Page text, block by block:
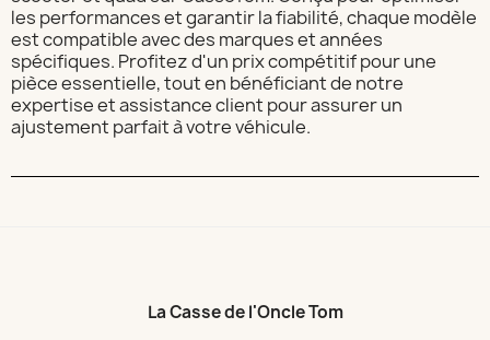
les performances et garantir la fiabilité, chaque modèle
est compatible avec des marques et années
spécifiques. Profitez d'un prix compétitif pour une
pièce essentielle, tout en bénéficiant de notre
expertise et assistance client pour assurer un
ajustement parfait à votre véhicule.
La Casse de l'Oncle Tom